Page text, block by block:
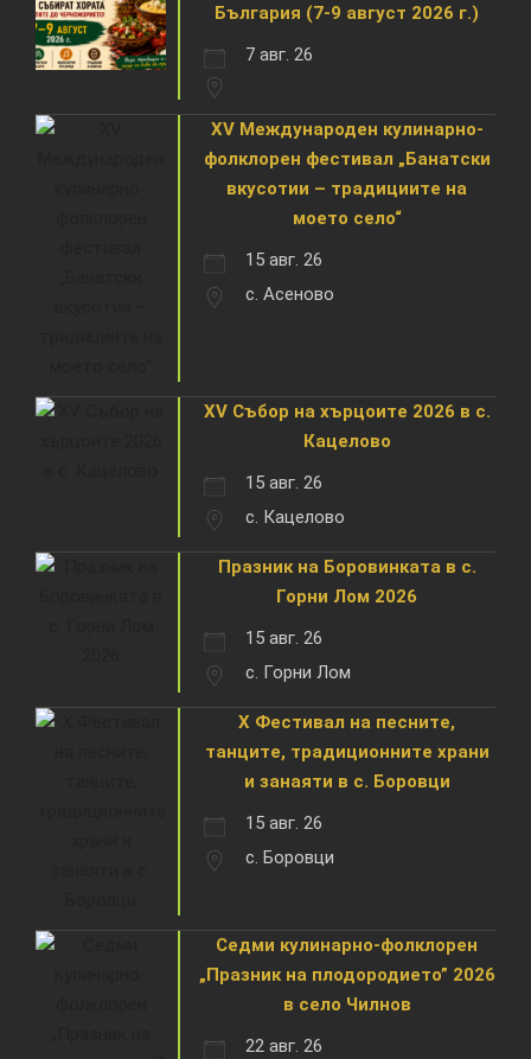
България (7-9 август 2026 г.)
7 авг. 26
XV Международен кулинарно-
фолклорен фестивал „Банатски
вкусотии – традициите на
моето село“
15 авг. 26
с. Асеново
XV Събор на хърцоите 2026 в с.
Кацелово
15 авг. 26
с. Кацелово
Празник на Боровинката в с.
Горни Лом 2026
15 авг. 26
с. Горни Лом
X Фестивал на песните,
танците, традиционните храни
и занаяти в с. Боровци
15 авг. 26
с. Боровци
Седми кулинарно-фолклорен
„Празник на плодородието” 2026
в село Чилнов
22 авг. 26